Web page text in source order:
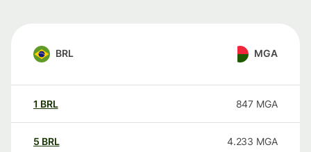
BRL MGA
1 BRL 847 MGA
5 BRL 4.233 MGA